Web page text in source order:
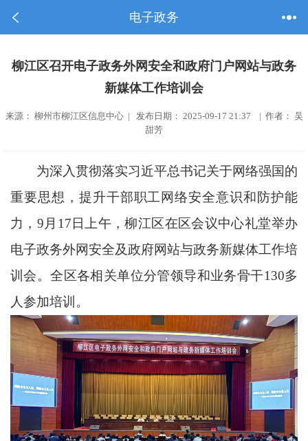
电子政务
柳江区召开电子政务外网安全和政府门户网站与政务
新媒体工作培训会
来源： 柳州市柳江区信息中心 | 发布日期： 2025-09-17 21:37 | 作者： 吴
甜芳
为深入贯彻落实习近平总书记关于网络强国的
重要思想，提升干部职工网络安全意识和防护能
力，9月17日上午，柳江区在区会议中心礼堂举办
电子政务外网安全及政府网站与政务新媒体工作培
训会。全区各相关单位分管领导和业务骨干130多
人参加培训。